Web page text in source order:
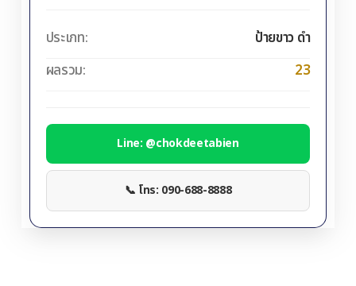
ประเภท:
ป้ายขาว ดำ
ผลรวม:
23
Line: @chokdeetabien
📞 โทร: 090-688-8888